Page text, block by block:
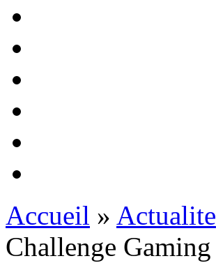
Accueil » Actualite
Challenge Gaming